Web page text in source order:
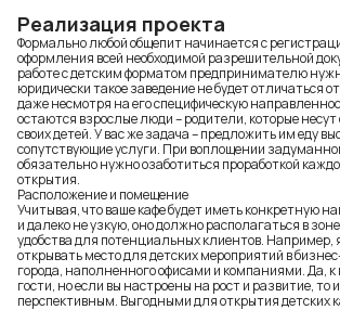
Реализация проекта
Формально любой общепит начинается с
оформления всей необходимой разрешительной
работе с детским форматом предпринимателю
юридически такое заведение не будет отличаться
даже несмотря на его специфическую
остаются взрослые люди – родители, которые несут
своих детей. У вас же задача – предложить им еду
сопутствующие услуги. При воплощении
обязательно нужно озаботиться проработкой
открытия.
Расположение и помещение
Учитывая, что ваше кафе будет иметь конкретную
и далеко не узкую, оно должно располагаться в
удобства для потенциальных клиентов. Например,
открывать место для детских мероприятий в
города, наполненного офисами и компаниями. Да, к
гости, но если вы настроены на рост и развитие, то
перспективным. Выгодными для открытия детских